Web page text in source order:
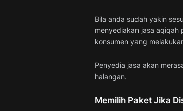
Bila anda sudah yakin
menyediakan jasa aqiqah
konsumen yang
Penyedia jasa akan
halangan.
Memilih Paket Jika